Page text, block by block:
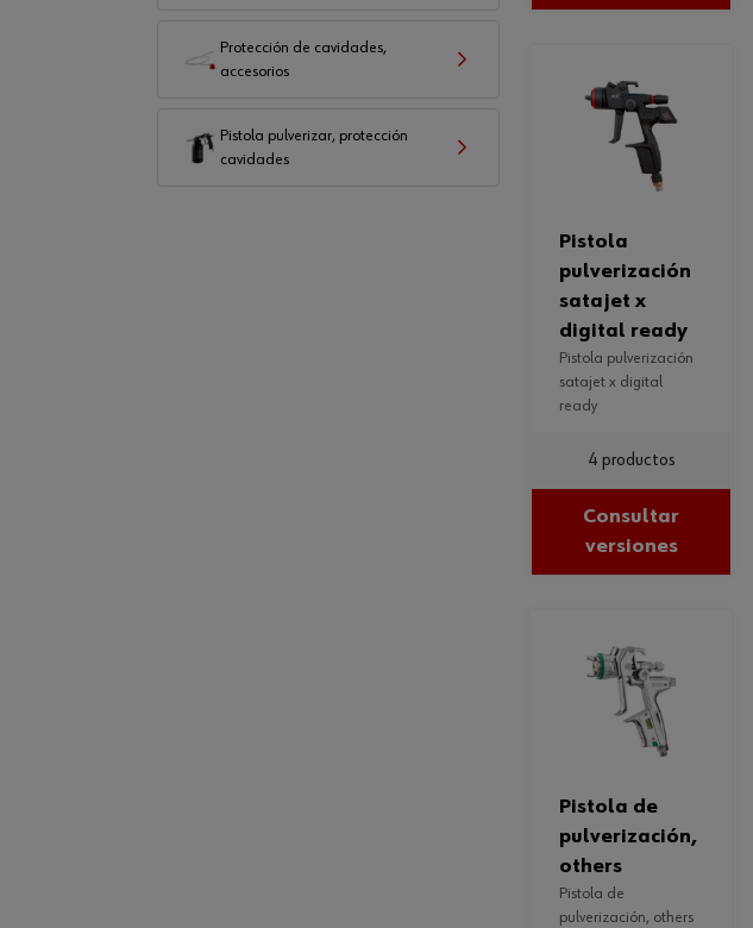
pistola
pulverización
satajet x
digital ready
pistola pulverización
satajet x digital
ready
4 productos
Consultar
versiones
pistola de
pulverización,
others
pistola de
pulverización, others
Protección de cavidades,
accesorios
Pistola pulverizar, protección
cavidades